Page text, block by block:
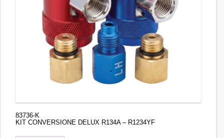
83736-K
KIT CONVERSIONE DELUX R134A – R1234YF